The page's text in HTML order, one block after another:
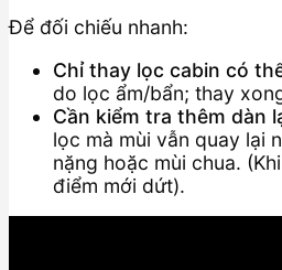
Để đối chiếu nhanh:
Chỉ thay lọc cabin có
do lọc ẩm/bẩn; thay
Cần kiểm tra thêm dàn
lọc mà mùi vẫn quay lại
nặng hoặc mùi chua.
điểm mới dứt).